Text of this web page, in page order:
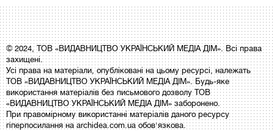
© 2024, ТОВ «ВИДАВНИЦТВО УКРАЇНСЬКИЙ МЕДІА ДІМ». Всі права
захищені.
Усі права на матеріали, опубліковані на цьому ресурсі, належать
ТОВ «ВИДАВНИЦТВО УКРАЇНСЬКИЙ МЕДІА ДІМ». Будь-яке
використання матеріалів без письмового дозволу ТОВ
«ВИДАВНИЦТВО УКРАЇНСЬКИЙ МЕДІА ДІМ» заборонено.
При правомірному використанні матеріалів даного ресурсу
гіперпосилання на archidea.com.ua обов'язкова.